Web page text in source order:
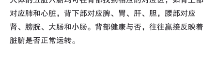
对应肺和心脏，背下部对应脾、胃、肝、胆，腰部对应
肾、膀胱、大肠和小肠。背部健康与否，往往赢接反映着
脏腑是否正常运转。